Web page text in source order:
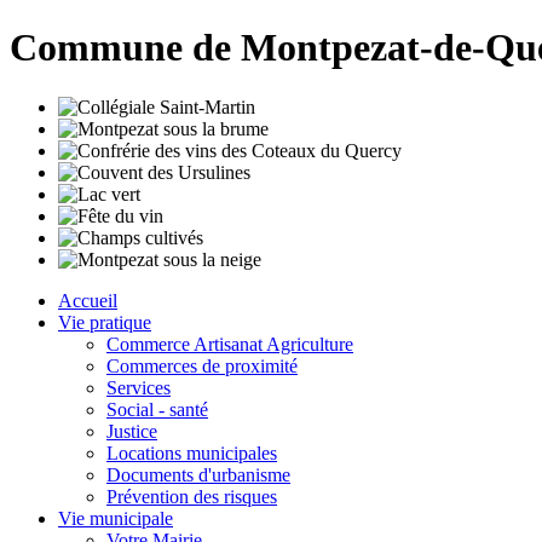
Commune de Montpezat-de-
Accueil
Vie pratique
Commerce Artisanat Agriculture
Commerces de proximité
Services
Social - santé
Justice
Locations municipales
Documents d'urbanisme
Prévention des risques
Vie municipale